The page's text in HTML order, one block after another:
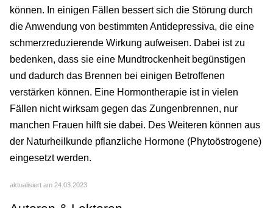
können. In einigen Fällen bessert sich die Störung durch
die Anwendung von bestimmten Antidepressiva, die eine
schmerzreduzierende Wirkung aufweisen. Dabei ist zu
bedenken, dass sie eine Mundtrockenheit begünstigen
und dadurch das Brennen bei einigen Betroffenen
verstärken können. Eine Hormontherapie ist in vielen
Fällen nicht wirksam gegen das Zungenbrennen, nur
manchen Frauen hilft sie dabei. Des Weiteren können aus
der Naturheilkunde pflanzliche Hormone (Phytoöstrogene)
eingesetzt werden.
aktualisiert am 24.03.2023